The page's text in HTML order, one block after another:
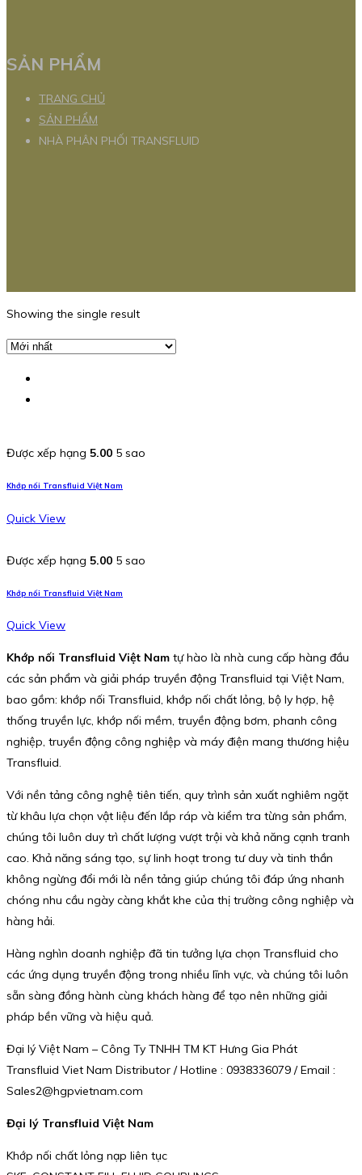
SẢN PHẨM
TRANG CHỦ
SẢN PHẨM
NHÀ PHÂN PHỐI TRANSFLUID
Showing the single result
Được xếp hạng 5.00 5 sao
Khớp nối Transfluid Việt Nam
Quick View
Được xếp hạng 5.00 5 sao
Khớp nối Transfluid Việt Nam
Quick View
Khớp nối Transfluid Việt Nam tự hào là nhà cung cấp hàng đầu
các sản phẩm và giải pháp truyền động Transfluid tại Việt Nam,
bao gồm: khớp nối Transfluid, khớp nối chất lỏng, bộ ly hợp, hệ
thống truyền lực, khớp nối mềm, truyền động bơm, phanh công
nghiệp, truyền động công nghiệp và máy điện mang thương hiệu
Transfluid.
Với nền tảng công nghệ tiên tiến, quy trình sản xuất nghiêm ngặt
từ khâu lựa chọn vật liệu đến lắp ráp và kiểm tra từng sản phẩm,
chúng tôi luôn duy trì chất lượng vượt trội và khả năng cạnh tranh
cao. Khả năng sáng tạo, sự linh hoạt trong tư duy và tinh thần
không ngừng đổi mới là nền tảng giúp chúng tôi đáp ứng nhanh
chóng nhu cầu ngày càng khắt khe của thị trường công nghiệp và
hàng hải.
Hàng nghìn doanh nghiệp đã tin tưởng lựa chọn Transfluid cho
các ứng dụng truyền động trong nhiều lĩnh vực, và chúng tôi luôn
sẵn sàng đồng hành cùng khách hàng để tạo nên những giải
pháp bền vững và hiệu quả.
Đại lý Việt Nam – Công Ty TNHH TM KT Hưng Gia Phát
Transfluid Viet Nam Distributor / Hotline : 0938336079 / Email :
Sales2@hgpvietnam.com
Đại lý Transfluid Việt Nam
Khớp nối chất lỏng nạp liên tục